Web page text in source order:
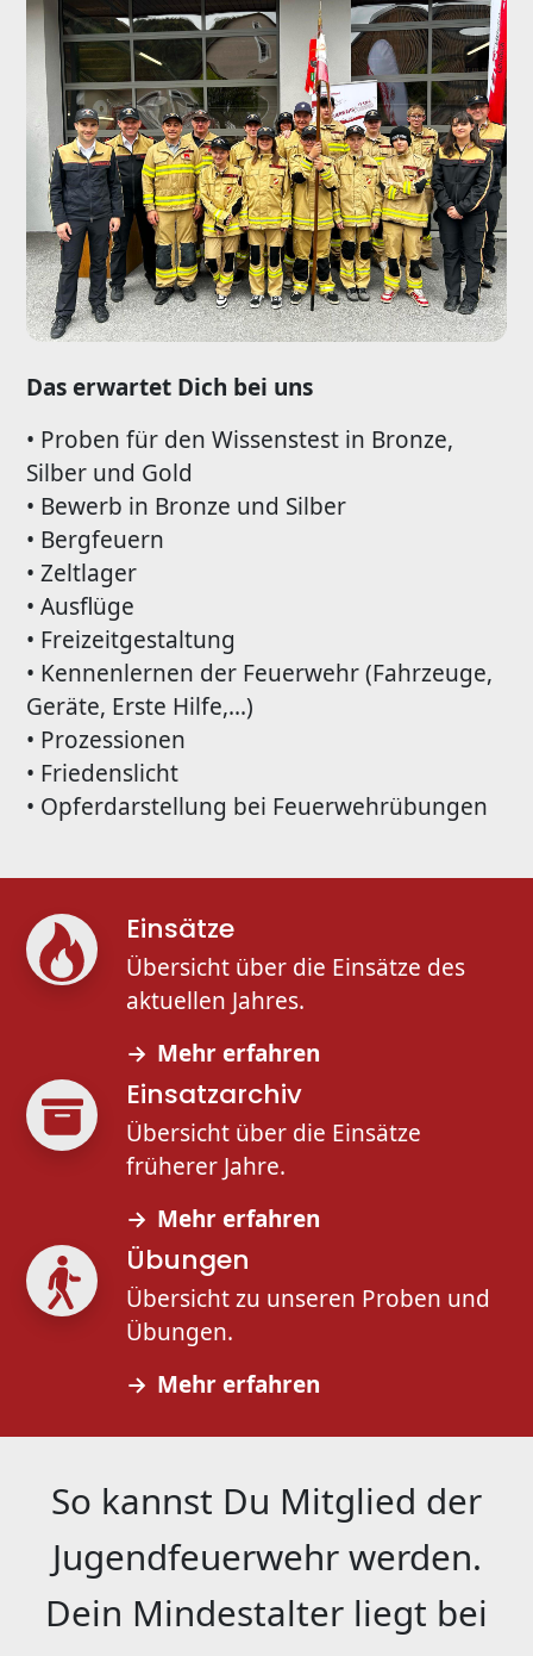
Das erwartet Dich bei uns
• Proben für den Wissenstest in Bronze,
Silber und Gold
• Bewerb in Bronze und Silber
• Bergfeuern
• Zeltlager
• Ausflüge
• Freizeitgestaltung
• Kennenlernen der Feuerwehr (Fahrzeuge,
Geräte, Erste Hilfe,...)
• Prozessionen
• Friedenslicht
• Opferdarstellung bei Feuerwehrübungen
Einsätze
Übersicht über die Einsätze des
aktuellen Jahres.
Mehr erfahren
Einsatzarchiv
Übersicht über die Einsätze
früherer Jahre.
Mehr erfahren
Übungen
Übersicht zu unseren Proben und
Übungen.
Mehr erfahren
So kannst Du Mitglied der
Jugendfeuerwehr werden.
Dein Mindestalter liegt bei